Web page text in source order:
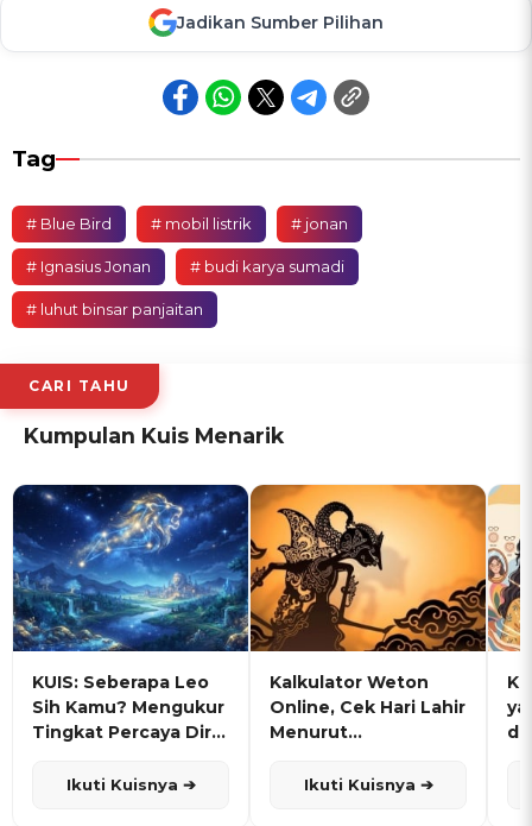
Jadikan Sumber Pilihan
Tag
# Blue Bird # mobil listrik # jonan
# Ignasius Jonan # budi karya sumadi
# luhut binsar panjaitan
CARI TAHU
Kumpulan Kuis Menarik
KUIS: Seberapa Leo
Sih Kamu? Mengukur
Tingkat Percaya Diri
Ikuti Kuisnya ➔
Kalkulator Weton
Online, Cek Hari Lahir
Menurut
Ikuti Kuisnya ➔